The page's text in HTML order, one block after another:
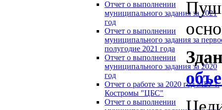
Отчет о выполнении
муниципального задания за 2021
год
Отчет о выполнении
муниципального задания за
полугодие 2021 года
Отчет о выполнении
муниципального задания за 2020
год
Отчет о работе за 2020 год МБУ г.
Костромы "ЦБС"
Отчет о выполнении